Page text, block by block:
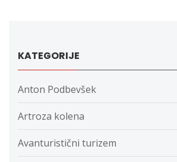
KATEGORIJE
Anton Podbevšek
Artroza kolena
Avanturistični turizem